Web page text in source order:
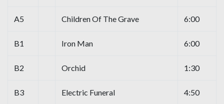
A5 Children Of The Grave 6:00
B1 Iron Man 6:00
B2 Orchid 1:30
B3 Electric Funeral 4:50